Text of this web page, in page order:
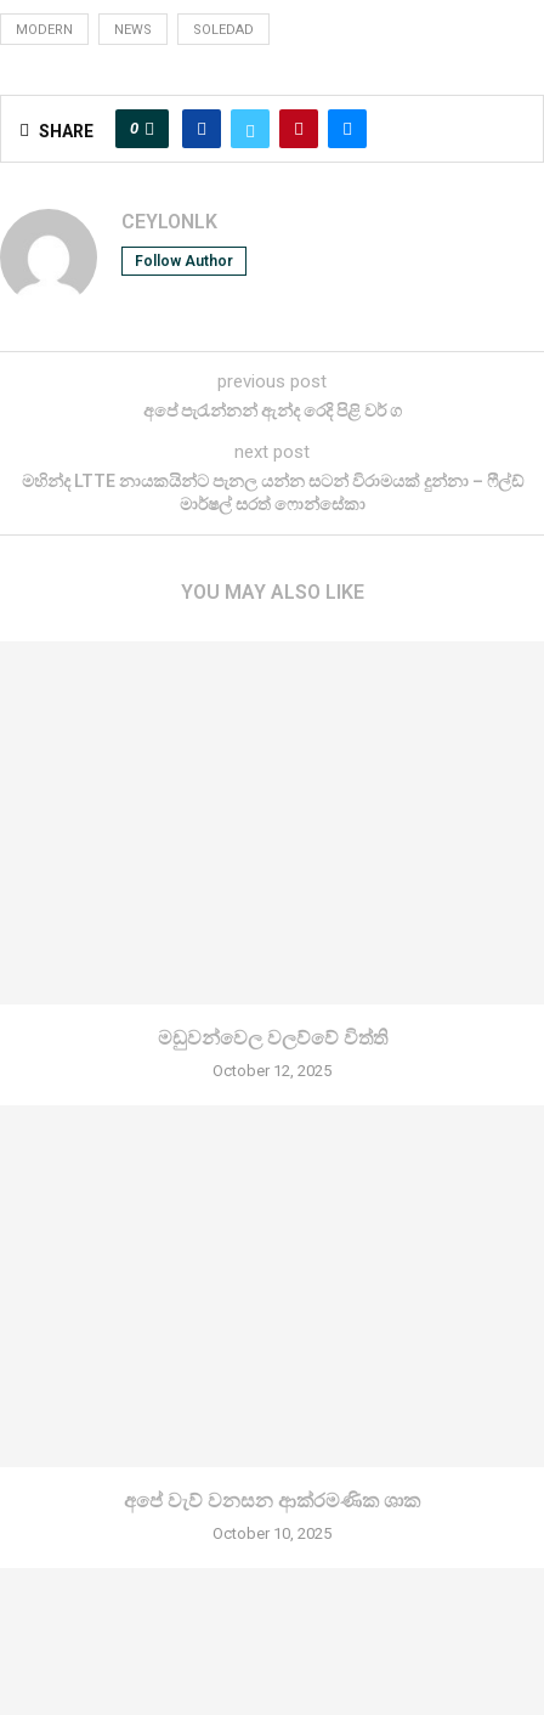
MODERN NEWS SOLEDAD
SHARE 0
CEYLONLK
Follow Author
previous post
අපේ පැරැන්නන් ඇන්ද රෙදි පිළි වර් ග
next post
මහින්ද LTTE නායකයින්ට පැනල යන්න සටන් විරාමයක් දුන්නා – ෆීල්ඩ්
මාර්ෂල් සරත් ෆොන්සේකා
YOU MAY ALSO LIKE
මඩුවන්වෙල වලව්වේ විත්ති
October 12, 2025
අපේ වැව් වනසන ආක්රමණික ශාක
October 10, 2025